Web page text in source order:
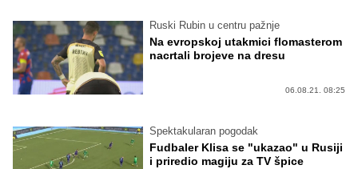
Ruski Rubin u centru pažnje
Na evropskoj utakmici flomasterom
nacrtali brojeve na dresu
06.08.21. 08:25
Spektakularan pogodak
Fudbaler Klisa se "ukazao" u Rusiji
i priredio magiju za TV špice